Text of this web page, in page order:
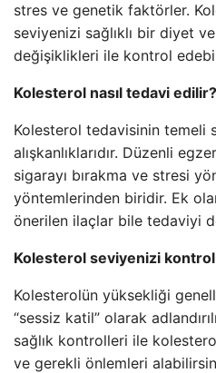
stres ve genetik faktörler.
seviyenizi sağlıklı bir diyet
değişiklikleri ile kontrol
Kolesterol nasıl tedavi edilir?
Kolesterol tedavisinin temeli
alışkanlıklarıdır. Düzenli
sigarayı bırakma ve stresi
yöntemlerinden biridir. Ek
önerilen ilaçlar bile tedaviyi
Kolesterol seviyenizi
Kolesterolün yüksekliği
“sessiz katil” olarak
sağlık kontrolleri ile
ve gerekli önlemleri